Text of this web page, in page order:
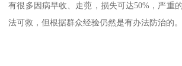
有很多因病早收、走蔸，损失可达50%，严重
法可救，但根据群众经验仍然是有办法防治的。